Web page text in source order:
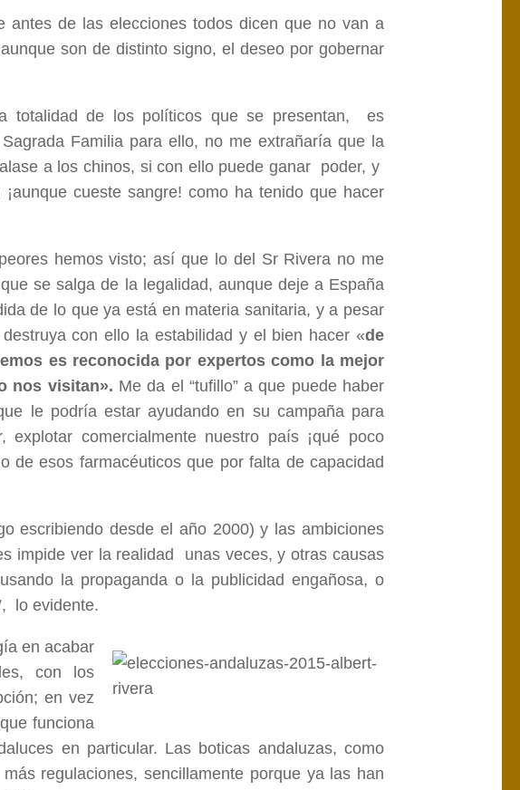
antes de las elecciones todos dicen que no van a
son de distinto signo, el deseo por gobernar
totalidad de los políticos que se presentan, es
Familia para ello, no me extrañaría que la
a los chinos, si con ello puede ganar poder, y
cueste sangre! como ha tenido que hacer
hemos visto; así que lo del Sr Rivera no me
se salga de la legalidad, aunque deje a España
de lo que ya está en materia sanitaria, y a pesar
con ello la estabilidad y el bien hacer «de
es reconocida por expertos como la mejor
nos visitan». Me da el “tufillo” a que puede haber
le podría estar ayudando en su campaña para
explotar comercialmente nuestro país ¡qué poco
de esos farmacéuticos que por falta de capacidad
escribiendo desde el año 2000) y las ambiciones
impide ver la realidad unas veces, y otras causas
la propaganda o la publicidad engañosa, o
lo evidente.
en acabar
con los
en vez
funciona
en particular. Las boticas andaluzas, como
regulaciones, sencillamente porque ya las han